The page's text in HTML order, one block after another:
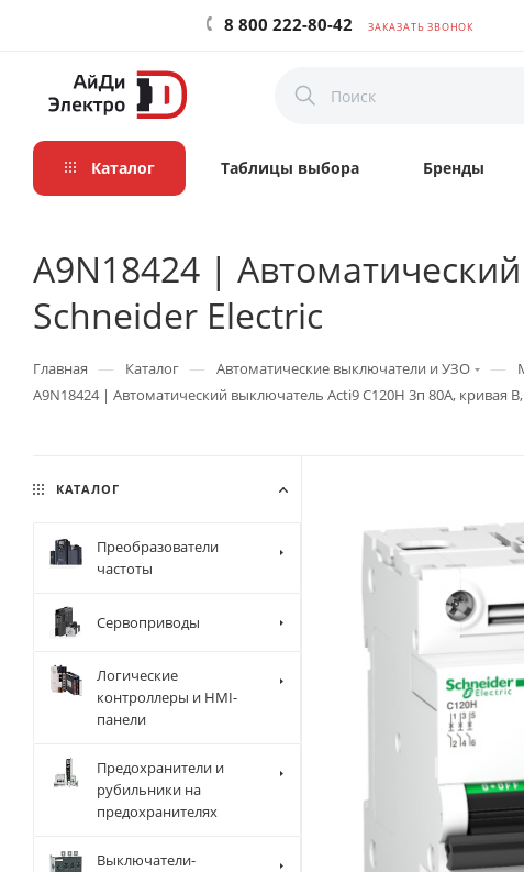
8 800 222-80-42 ЗАКАЗАТЬ ЗВОНОК
Каталог Таблицы выбора Бренды
A9N18424 |
Schneider Electric
Главная — Каталог — Автоматические выключатели и УЗО —
A9N18424 | Автоматический выключатель Acti9 C120H 3п 80А, кривая
КАТАЛОГ
Преобразователи
частоты
Сервоприводы
Логические
контроллеры и HMI-
панели
Предохранители и
рубильники на
предохранителях
Выключатели-